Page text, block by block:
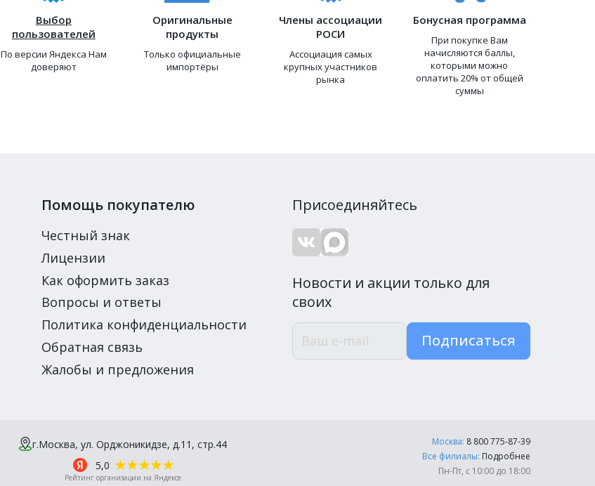
Выбор
пользователей
По версии Яндекса Нам
доверяют
Оригинальные
продукты
Только официальные
импортёры
Члены ассоциации
РОСИ
Ассоциация самых
крупных участников
рынка
Бонусная программа
При покупке Вам
начисляются баллы,
которыми можно
оплатить 20% от общей
суммы
Помощь покупателю
Честный знак
Лицензии
Как оформить заказ
Вопросы и ответы
Политика конфиденциальности
Обратная связь
Жалобы и предложения
Присоединяйтесь
Новости и акции только для
своих
Подписаться
г.Москва, ул. Орджоникидзе, д.11, стр.44
5,0
Рейтинг организации на Яндексе
Москва: 8 800 775-87-39
Все филиалы: Подробнее
Пн-Пт, с 10:00 до 18:00